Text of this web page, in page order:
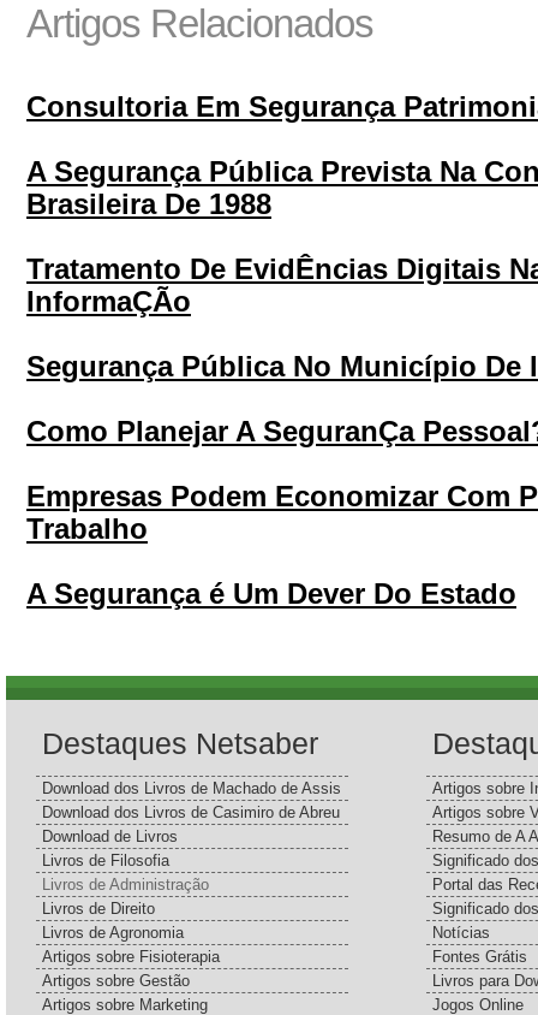
Artigos Relacionados
Consultoria Em Segurança
A Segurança Pública Prevista Na
Brasileira De 1988
Tratamento De EvidÊncias Digitais
InformaÇÃo
Segurança Pública No Município De
Como Planejar A SeguranÇa
Empresas Podem Economizar Com
Trabalho
A Segurança é Um Dever Do Estado
Destaques Netsaber
Download dos Livros de Machado de Assis
Download dos Livros de Casimiro de Abreu
Download de Livros
Livros de Filosofia
Livros de Administração
Livros de Direito
Livros de Agronomia
Artigos sobre Fisioterapia
Artigos sobre Gestão
Artigos sobre Marketing
Artigos sobre
Artigos sobre
Resumo de A
Significado
Portal das
Significado
Notícias
Fontes Grátis
Livros para
Jogos Online